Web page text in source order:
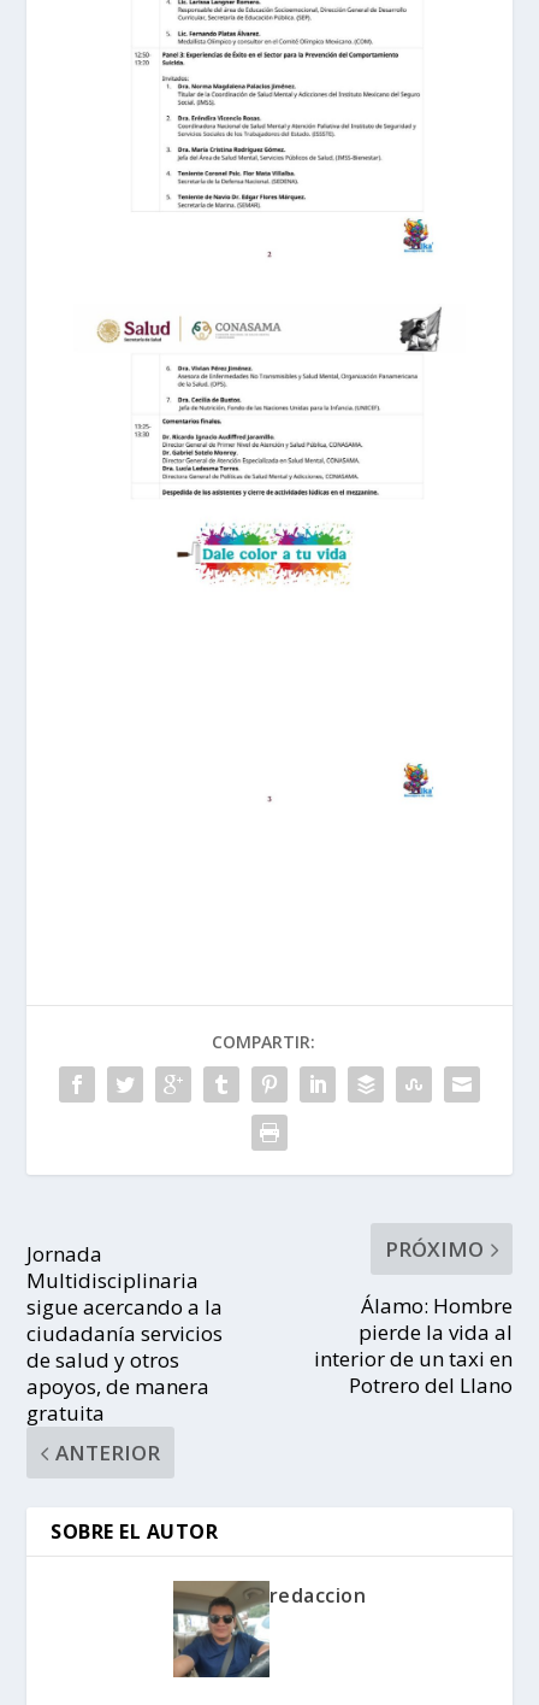
COMPARTIR:
Jornada
Multidisciplinaria
sigue acercando a la
ciudadanía servicios
de salud y otros
apoyos, de manera
gratuita
ANTERIOR
PRÓXIMO
Álamo: Hombre
pierde la vida al
interior de un taxi en
Potrero del Llano
SOBRE EL AUTOR
redaccion